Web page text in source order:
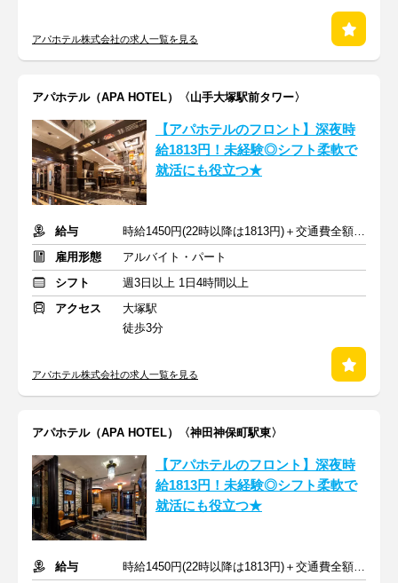
アパホテル株式会社の求人一覧を見る
アパホテル（APA HOTEL）〈山手大塚駅前タワー〉
【アパホテルのフロント】深夜時
給1813円！未経験◎シフト柔軟で
就活にも役立つ★
給与
時給1450円(22時以降は1813円)＋交通費全額支給
雇用形態
アルバイト・パート
シフト
週3日以上 1日4時間以上
アクセス
大塚駅
徒歩3分
アパホテル株式会社の求人一覧を見る
アパホテル（APA HOTEL）〈神田神保町駅東〉
【アパホテルのフロント】深夜時
給1813円！未経験◎シフト柔軟で
就活にも役立つ★
給与
時給1450円(22時以降は1813円)＋交通費全額支給